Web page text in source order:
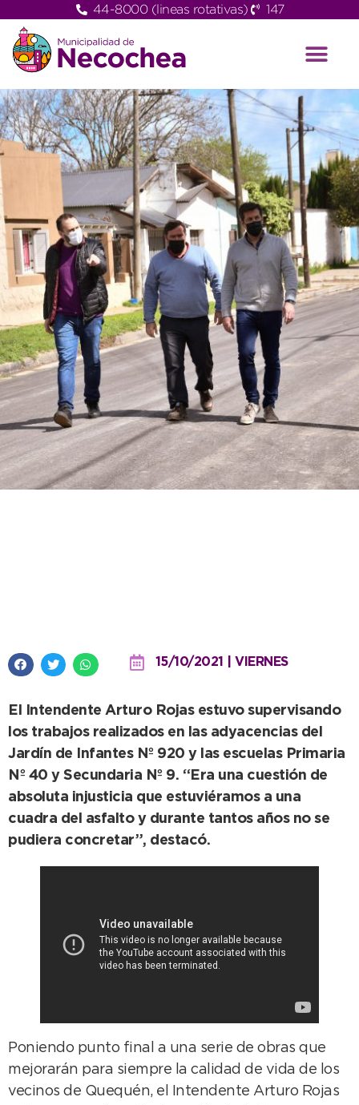
44-8000 (lineas rotativas) 147
15/10/2021 | VIERNES
El Intendente Arturo Rojas estuvo supervisando
los trabajos realizados en las adyacencias del
Jardín de Infantes Nº 920 y las escuelas Primaria
Nº 40 y Secundaria Nº 9. “Era una cuestión de
absoluta injusticia que estuviéramos a una
cuadra del asfalto y durante tantos años no se
pudiera concretar”, destacó.
Poniendo punto final a una serie de obras que
mejorarán para siempre la calidad de vida de los
vecinos de Quequén, el Intendente Arturo Rojas